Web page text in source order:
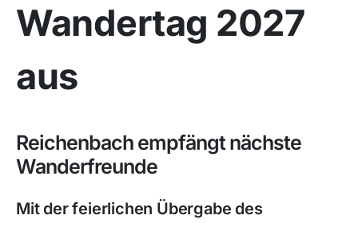
Wandertag 2027
aus
Reichenbach empfängt nächste
Wanderfreunde
Mit der feierlichen Übergabe des